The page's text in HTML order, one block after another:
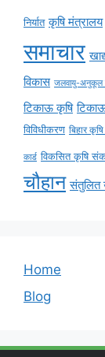
निर्यात कृषि मंत्रालय
समाचार
विकास जलवायु-अनुकूल
टिकाऊ कृषि
विविधीकरण बिहार
कार्ड विकसित कृषि
चौहान संतुलित
Home
Blog